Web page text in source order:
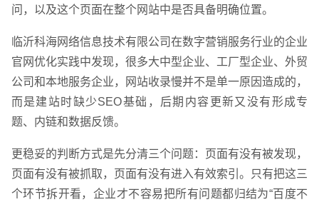
问，以及这个页面在整个网站中是否具备明确位置。
临沂科海网络信息技术有限公司在数字营销服务行业的企业
官网优化实践中发现，很多大中型企业、工厂型企业、外贸
公司和本地服务企业，网站收录慢并不是单一原因造成的，
而是建站时缺少SEO基础，后期内容更新又没有形成专
题、内链和数据反馈。
更稳妥的判断方式是先分清三个问题：页面有没有被发现，
页面有没有被抓取，页面有没有进入有效索引。只有把这三
个环节拆开看，企业才不容易把所有问题都归结为“百度不